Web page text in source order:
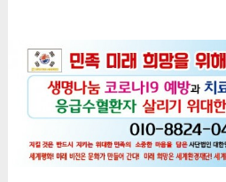
의 선봉이 되게하기 위함•< 생명나
시장 및 포상,> ☆주최: 사단법인 대
[W.S.L.K.D.]☆후원 : 국방위원회, 문
드산업연구개발그룹
24(목)~31(목)공동주관: "한민족 (
재단 [W.P.C.F.]""세계문화올림픽재
8824-040
하실 곳이 있을 때에는아래 링크에<
니반드시 주소(장소)를 검색하시어
길 바랍니다. -<<<아래>>>-<(코로나
>https://coronaita.com/
주 특별한 혜택은국가로 부터 태극
받은100%국산 기능성 특별 기념품
당>의 독도(정상특별등반)탐방 및
뿐만이 아니라 때론 평생 연금 수령
는 위대한 민족운동 우수 활동 애국
기관장 특별 공로상 추천도 함>✡- -
跡)>을 일으키는 것은 <신(神)>이